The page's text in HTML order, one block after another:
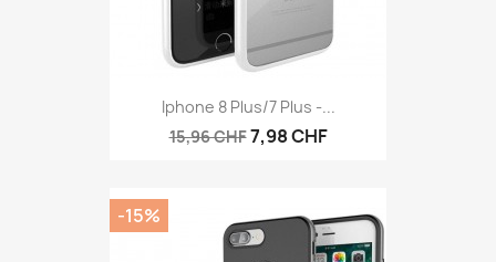
Iphone 8 Plus/7 Plus -...
15,96 CHF7,98 CHF
-15%